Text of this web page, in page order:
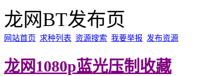
龙网BT发布页
网站首页 求种列表 资源搜索 我要举报 发布资源
龙网1080p蓝光压制收藏